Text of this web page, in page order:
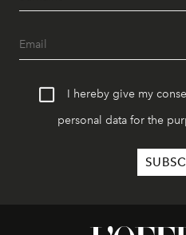
I hereby give my
personal data for the